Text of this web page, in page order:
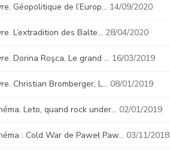
Géopolitique de l’Europ… 14/09/2020
L’extradition des Balte… 28/04/2020
Dorina Roşca, Le grand … 16/03/2019
Christian Bromberger, L… 08/01/2019
Leto, quand rock under… 02/01/2019
: Cold War de Paweł Paw… 03/11/2018